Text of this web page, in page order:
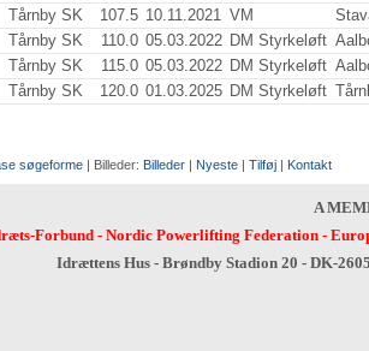
Tårnby SK 107.5 10.11.2021 VM
Tårnby SK 110.0 05.03.2022 DM Styrkeløft
Tårnby SK 115.0 05.03.2022 DM Styrkeløft
Tårnby SK 120.0 01.03.2025 DM Styrkeløft
søgeforme | Billeder: Billeder | Nyeste | Tilføj | Kontakt
A
Forbund- Nordic Powerlifting Federation-
Idrættens Hus - Brøndby Stadion 20 - DK-